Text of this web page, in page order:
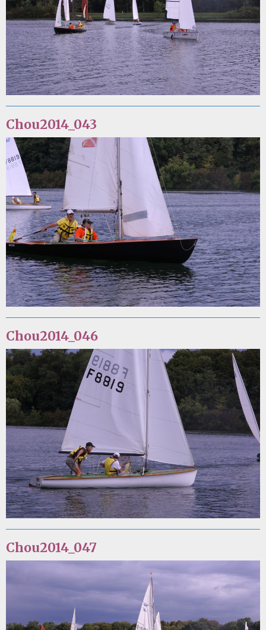
Chou2014_043
Chou2014_046
Chou2014_047